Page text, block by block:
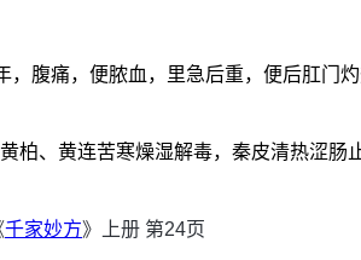
，腹痛，便脓血，里急后重，便后肛门
柏、黄连苦寒燥湿解毒，秦皮清热涩肠
千家妙方》上册 第24页